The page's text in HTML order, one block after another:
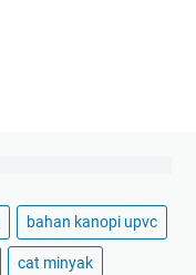
bahan kanopi upvc
cat minyak